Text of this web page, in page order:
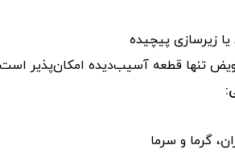
یا زیرسازی پیچیده
تنها قطعه آسیب‌دیده امکان‌پذیر است
گرما و سرما